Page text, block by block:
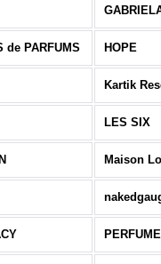
de PARFUMS HOPE
Kartik
LES SIX
Maison